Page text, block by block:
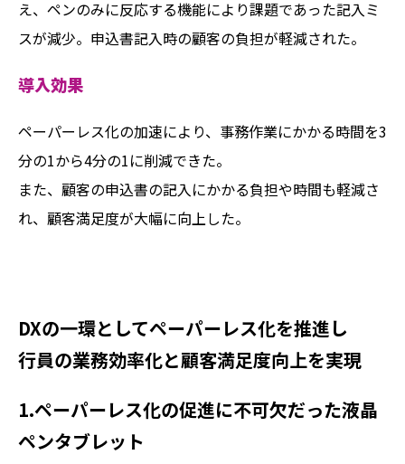
え、ペンのみに反応する機能により課題であった記入ミ
スが減少。申込書記入時の顧客の負担が軽減された。
導入効果
ペーパーレス化の加速により、事務作業にかかる時間を3
分の1から4分の1に削減できた。
また、顧客の申込書の記入にかかる負担や時間も軽減さ
れ、顧客満足度が大幅に向上した。
DXの一環としてペーパーレス化を推進し
行員の業務効率化と顧客満足度向上を実現
1.ペーパーレス化の促進に不可欠だった液晶
ペンタブレット